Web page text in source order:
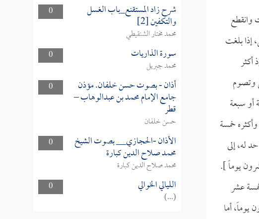
وانقطع
بلغت
أكثر
وتصوم
أو سبعة
خمسة
له، إلى
يوماً ].
عشر
أما
0
شرح زاد المستقنع_باب الغسل
والتكفين [2]
محمد مختار الشنقيطي
0
سورة الذاريات
محمد جبريل
0
أذان - بصوت حسن خلفان. مؤذن
جامع الإمام محمد بن عبدالوهاب –
قطر
حسن خلفان
0
الأذان -الحجازي__ بصوت الشيخ
محمد صلاح الدين كبارة
محمد صلاح الدين كبارة
0
الليالي الخوالي
(...)